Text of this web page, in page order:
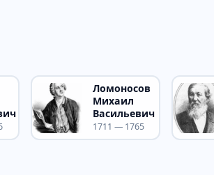
Ломоносов
Михаил
Васильевич
1711 — 1765